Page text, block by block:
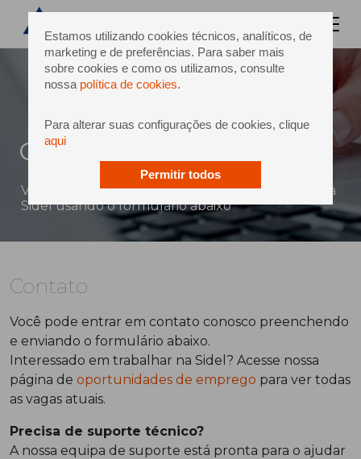
Estamos utilizando cookies técnicos, analíticos, de
marketing e de preferências. Para saber mais
sobre cookies e como os utilizamos, consulte
nossa política de cookies.
Para alterar suas configurações de cookies, clique
aqui
Permitir todos
Contato
Você pode enviar uma mensagem diretamente à
Sidel usando o formulário abaixo
Contato
Você pode entrar em contato conosco preenchendo
e enviando o formulário abaixo.
Interessado em trabalhar na Sidel? Acesse nossa
página de oportunidades de emprego para ver todas
as vagas atuais.
Precisa de suporte técnico?
A nossa equipa de suporte está pronta para o ajudar